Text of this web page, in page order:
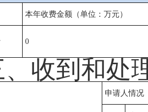
本年收费金额（单位：万元）
0
、收到和处
申请人情况